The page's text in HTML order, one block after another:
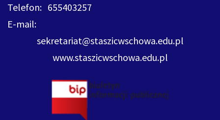
Telefon: 655403257
E-mail:
sekretariat@staszicwschowa.edu.pl
www.staszicwschowa.edu.pl